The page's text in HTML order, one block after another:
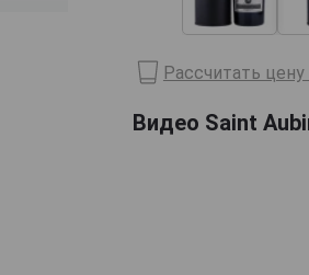
Рассчитать цену
Видео Saint